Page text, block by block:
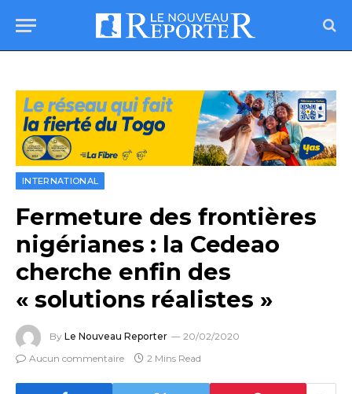
INTERNATIONAL
Fermeture des frontières
nigérianes : la Cedeao
cherche enfin des
« solutions réalistes »
By Le Nouveau Reporter
20/02/2020
Aucun commentaire
2 Mins Read